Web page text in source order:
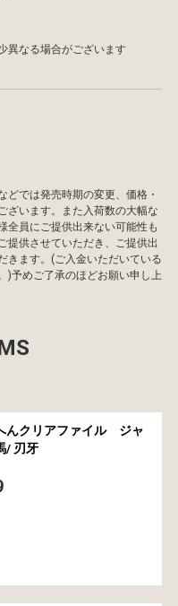
異なる場合がございます
どでは発売時期の変更、価格・
ざいます。また入荷数の大幅な
全員にご提供出来ない可能性も
提供させていただき、ご提供出
きます。(ご入金いただいている
)予めご了承のほどお願い申し上
んクリアファイル ジャ
/ 刃牙